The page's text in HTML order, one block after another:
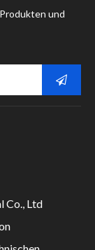
und
Co., Ltd